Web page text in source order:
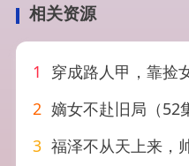
相关资源
1
穿成路人甲，靠捡女主不要的礼物暴富第二季&
2 嫡女不赴旧局（52
3 福泽不从天上来，帅府卯卯暖人心第二季&